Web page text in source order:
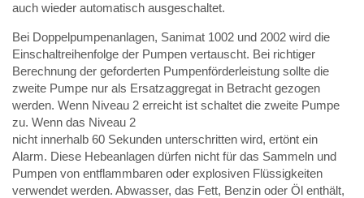
auch wieder automatisch ausgeschaltet.
Bei Doppelpumpenanlagen, Sanimat 1002 und 2002 wird die
Einschaltreihenfolge der Pumpen vertauscht. Bei richtiger
Berechnung der geforderten Pumpenförderleistung sollte die
zweite Pumpe nur als Ersatzaggregat in Betracht gezogen
werden. Wenn Niveau 2 erreicht ist schaltet die zweite Pumpe
zu. Wenn das Niveau 2
nicht innerhalb 60 Sekunden unterschritten wird, ertönt ein
Alarm. Diese Hebeanlagen dürfen nicht für das Sammeln und
Pumpen von entflammbaren oder explosiven Flüssigkeiten
verwendet werden. Abwasser, das Fett, Benzin oder Öl enthält,